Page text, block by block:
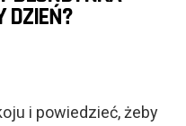
DZIEŃ?
i powiedzieć, żeby